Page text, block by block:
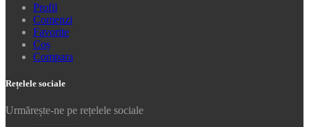
Profil
Comenzi
Favorite
Coș
Compara
Rețelele sociale
Urmărește-ne pe rețelele sociale